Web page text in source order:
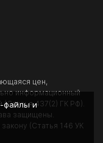
цен,
информационный
(Статья 437(2) ГК РФ).
защищены.
(Статья 146 УК
файлы и